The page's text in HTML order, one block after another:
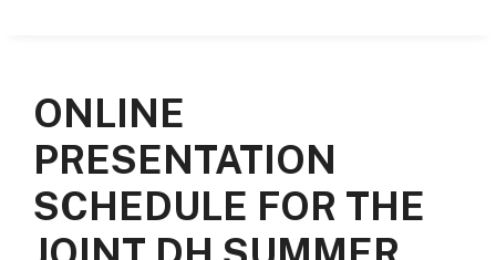
ONLINE
PRESENTATION
SCHEDULE FOR THE